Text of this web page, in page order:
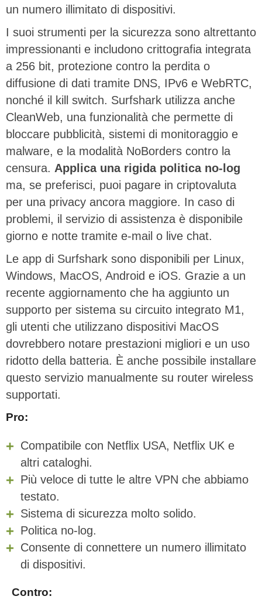
un numero illimitato di dispositivi.
I suoi strumenti per la sicurezza sono altrettanto
impressionanti e includono crittografia integrata
a 256 bit, protezione contro la perdita o
diffusione di dati tramite DNS, IPv6 e WebRTC,
nonché il kill switch. Surfshark utilizza anche
CleanWeb, una funzionalità che permette di
bloccare pubblicità, sistemi di monitoraggio e
malware, e la modalità NoBorders contro la
censura. Applica una rigida politica no-log
ma, se preferisci, puoi pagare in criptovaluta
per una privacy ancora maggiore. In caso di
problemi, il servizio di assistenza è disponibile
giorno e notte tramite e-mail o live chat.
Le app di Surfshark sono disponibili per Linux,
Windows, MacOS, Android e iOS. Grazie a un
recente aggiornamento che ha aggiunto un
supporto per sistema su circuito integrato M1,
gli utenti che utilizzano dispositivi MacOS
dovrebbero notare prestazioni migliori e un uso
ridotto della batteria. È anche possibile installare
questo servizio manualmente su router wireless
supportati.
Pro:
Compatibile con Netflix USA, Netflix UK e
altri cataloghi.
Più veloce di tutte le altre VPN che abbiamo
testato.
Sistema di sicurezza molto solido.
Politica no-log.
Consente di connettere un numero illimitato
di dispositivi.
Contro: